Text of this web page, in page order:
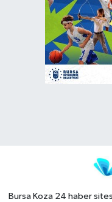
Bursa Koza 24 haber